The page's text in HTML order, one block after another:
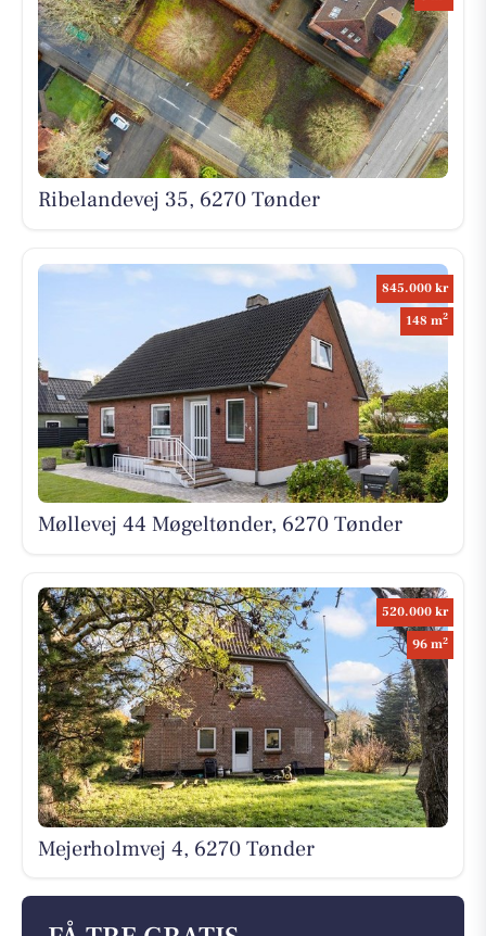
Ribelandevej 35, 6270 Tønder
845.000 kr
148 m2
Møllevej 44 Møgeltønder, 6270 Tønder
520.000 kr
96 m2
Mejerholmvej 4, 6270 Tønder